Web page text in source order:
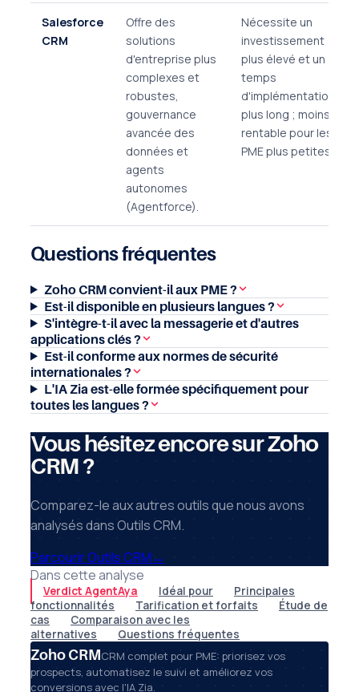
Salesforce
CRM
Offre des
solutions
d'entreprise plus
complexes et
robustes,
gouvernance
avancée des
données et
agents
autonomes
(Agentforce).
Nécessite un
investissement
plus élevé et un
temps
d'implémentation
plus long ; moins
rentable pour les
PME plus petites.
Questions fréquentes
Zoho CRM convient-il aux PME ?
Est-il disponible en plusieurs langues ?
S'intègre-t-il avec la messagerie et d'autres
applications clés ?
Est-il conforme aux normes de sécurité
internationales ?
L'IA Zia est-elle formée spécifiquement pour
toutes les langues ?
Vous hésitez encore sur Zoho
CRM ?
Comparez-le aux autres outils que nous avons
analysés dans Outils CRM.
Parcourir Outils CRM→
Dans cette analyse
Verdict AgentAya Idéal pour
Principales
fonctionnalités
Tarification et forfaits
Étude de
cas
Comparaison avec les
alternatives
Questions fréquentes
Zoho CRMCRM complet pour PME: priorisez vos
prospects, automatisez le suivi et améliorez vos
conversions avec l'IA Zia.